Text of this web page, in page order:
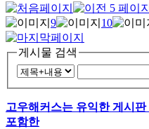
9
10
게시물 검색
고우해커스는 유익한 게시
포함한